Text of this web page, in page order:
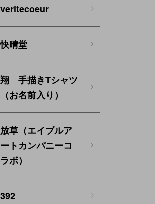
veritecoeur
快晴堂
翔 手描きTシャツ
（お名前入り）
放草（エイブルア
ートカンパニーコ
ラボ）
392